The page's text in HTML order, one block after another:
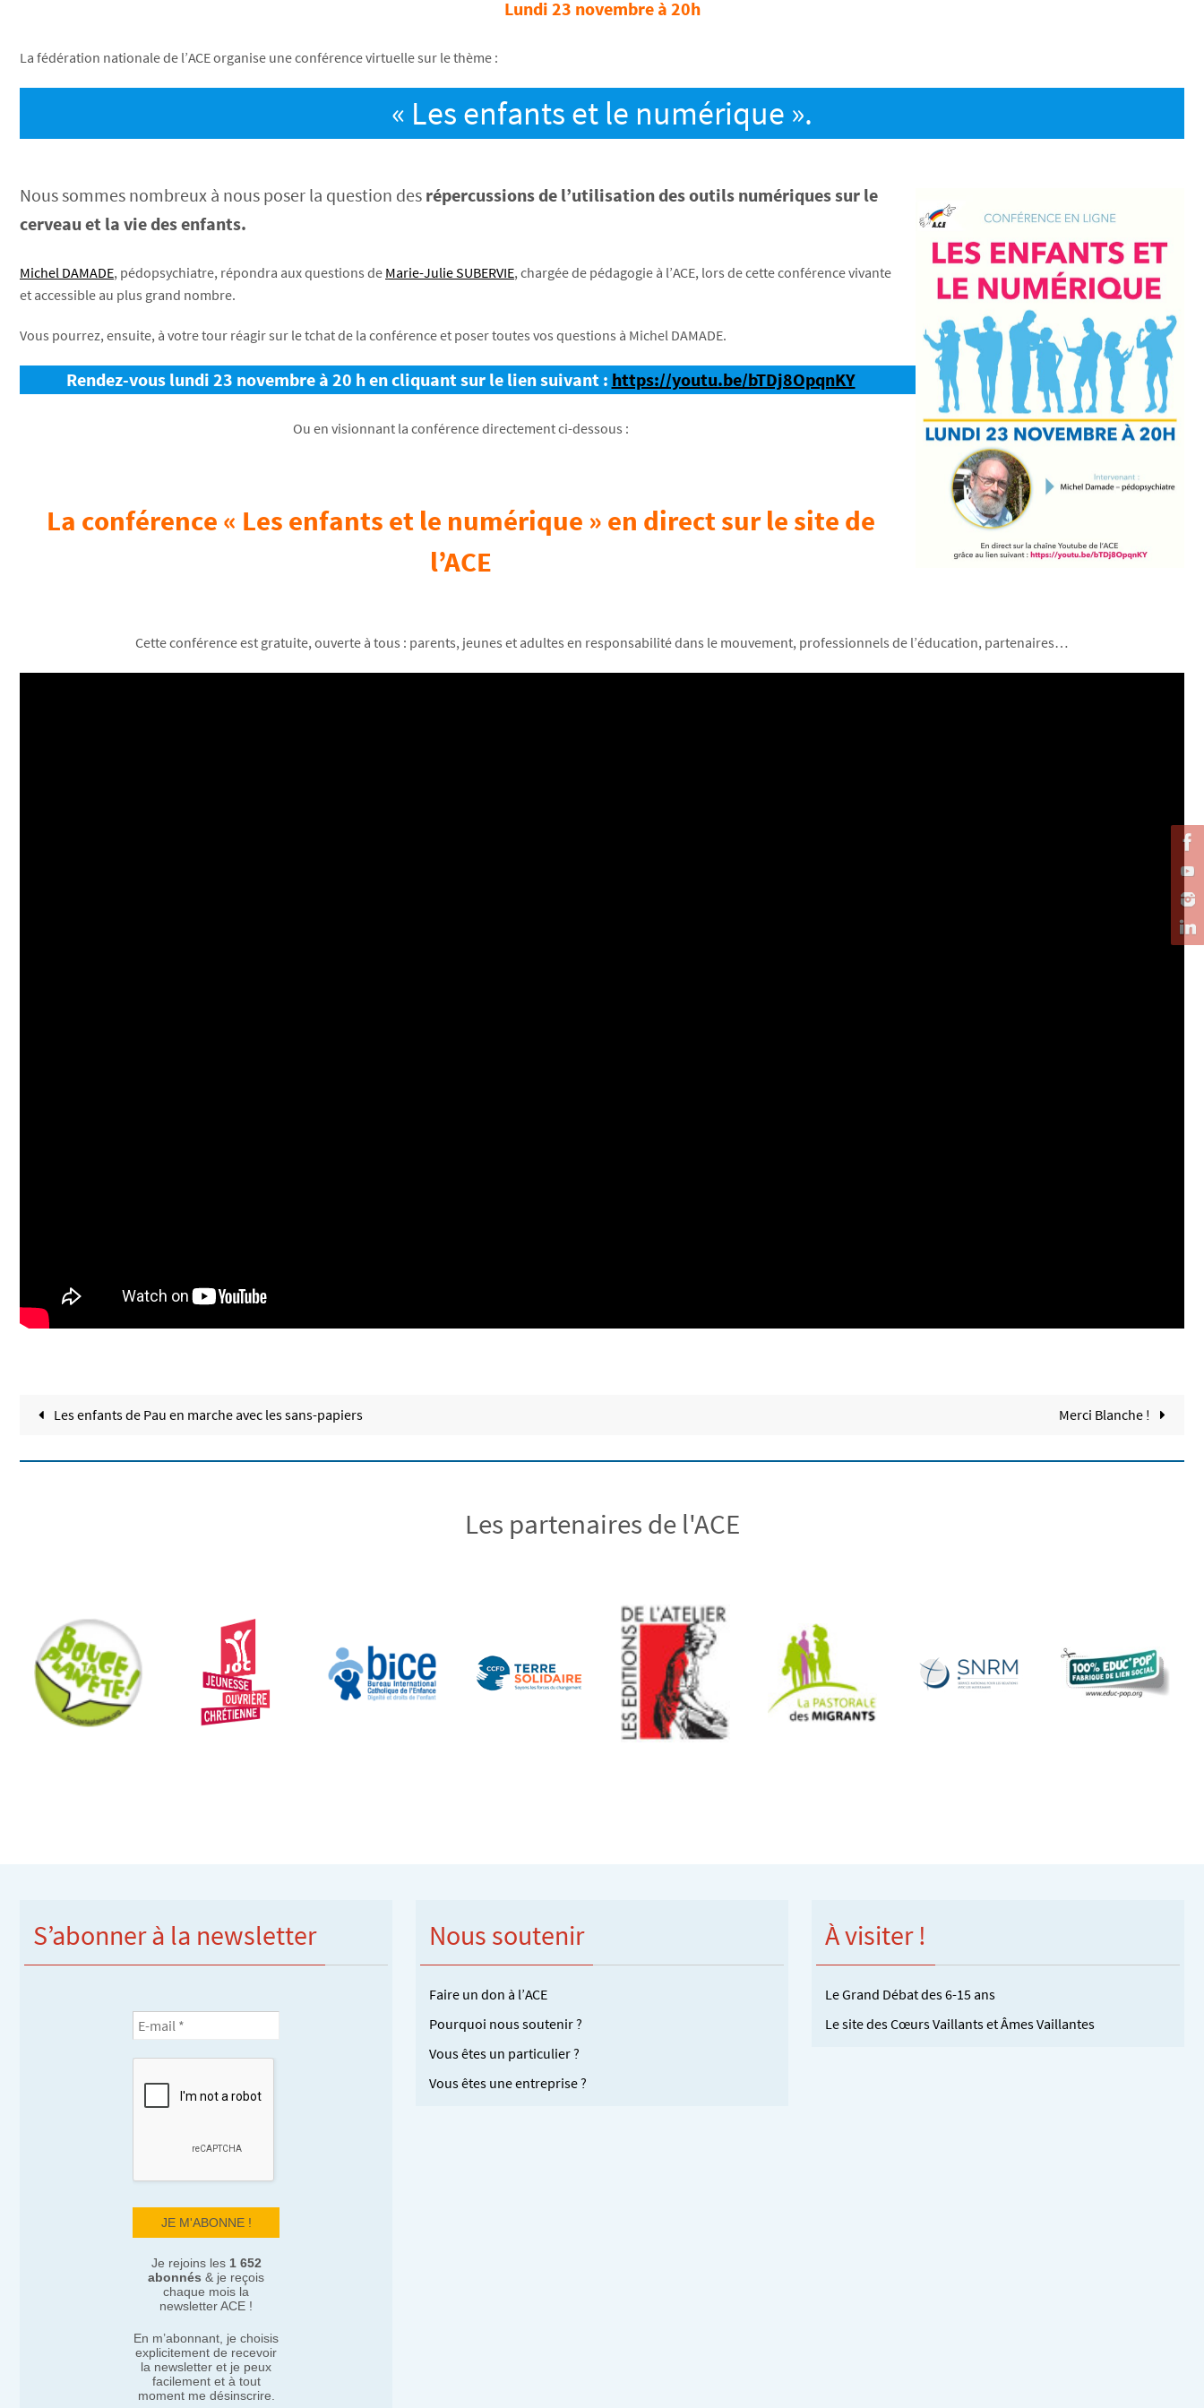
Lundi 23 novembre à 20h
La fédération nationale de l’ACE organise une conférence virtuelle sur le thème :
« Les enfants et le numérique ».
Nous sommes nombreux à nous poser la question des répercussions de l’utilisation des outils numériques sur le
cerveau et la vie des enfants.
Michel DAMADE, pédopsychiatre, répondra aux questions de Marie-Julie SUBERVIE, chargée de pédagogie à l’ACE, lors de cette conférence vivante
et accessible au plus grand nombre.
Vous pourrez, ensuite, à votre tour réagir sur le tchat de la conférence et poser toutes vos questions à Michel DAMADE.
Rendez-vous lundi 23 novembre à 20 h en cliquant sur le lien suivant : https://youtu.be/bTDj8OpqnKY
Ou en visionnant la conférence directement ci-dessous :
La conférence « Les enfants et le numérique » en direct sur le site de
l’ACE
Cette conférence est gratuite, ouverte à tous : parents, jeunes et adultes en responsabilité dans le mouvement, professionnels de l’éducation, partenaires…
Les enfants de Pau en marche avec les sans-papiers Merci Blanche !
Les partenaires de l'ACE
S’abonner à la newsletter
Je rejoins les 1 652
abonnés & je reçois
chaque mois la
newsletter ACE !
En m’abonnant, je choisis
explicitement de recevoir
la newsletter et je peux
facilement et à tout
moment me désinscrire.
Nous soutenir
Faire un don à l’ACE
Pourquoi nous soutenir ?
Vous êtes un particulier ?
Vous êtes une entreprise ?
À visiter !
Le Grand Débat des 6-15 ans
Le site des Cœurs Vaillants et Âmes Vaillantes